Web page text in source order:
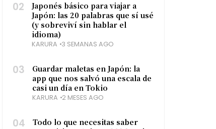
02
Japonés básico para viajar a
Japón: las 20 palabras que sí usé
(y sobreviví sin hablar el
idioma)
KARURA 3 SEMANAS AGO
03
Guardar maletas en Japón: la
app que nos salvó una escala de
casi un día en Tokio
KARURA 2 MESES AGO
04
Todo lo que necesitas saber